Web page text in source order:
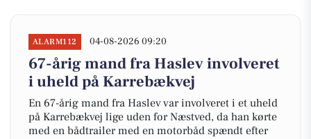
ALARM112 04-08-2026 09:20
67-årig mand fra Haslev involveret
i uheld på Karrebækvej
En 67-årig mand fra Haslev var involveret i et uheld
på Karrebækvej lige uden for Næstved, da han kørte
med en bådtrailer med en motorbåd spændt efter